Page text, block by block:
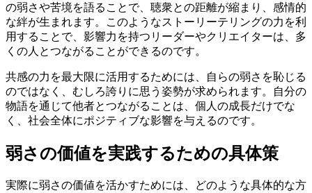
の弱さや苦境を語ることで、聴衆との距離が縮まり、感情的
な絆が生まれます。このようなストーリーテリングの力を利
用することで、影響力を持つリーダーやクリエイターは、多
くの人とつながることができるのです。
共感の力を最大限に活用するためには、自らの弱さを恥じる
のではなく、むしろ誇りに思う姿勢が求められます。自分の
物語を通じて他者とつながることは、個人の成長だけでな
く、社会全体にポジティブな影響を与えるのです。
弱さの価値を実践するための具体策
実際に弱さの価値を活かすためには、どのような具体的な方